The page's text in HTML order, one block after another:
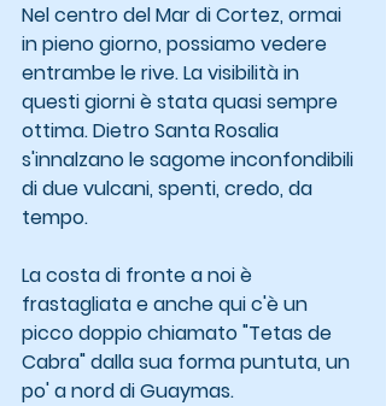
Nel centro del Mar di Cortez, ormai
in pieno giorno, possiamo vedere
entrambe le rive. La visibilità in
questi giorni è stata quasi sempre
ottima. Dietro Santa Rosalia
s'innalzano le sagome inconfondibili
di due vulcani, spenti, credo, da
tempo.
La costa di fronte a noi è
frastagliata e anche qui c'è un
picco doppio chiamato "Tetas de
Cabra" dalla sua forma puntuta, un
po' a nord di Guaymas.